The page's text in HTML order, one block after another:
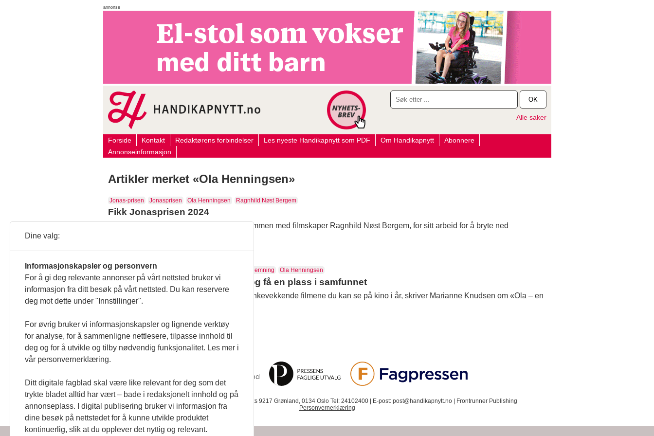
annonse
OK
Alle saker
Forside Kontakt Redaktørens forbindelser Les nyeste Handikapnytt som PDF Om Handikapnytt
Abonnere
Annonseinformasjon
Artikler merket «Ola Henningsen»
Jonas-prisen Jonasprisen Ola Henningsen Ragnhild Nøst Bergem
Fikk Jonasprisen 2024
Ola Henningsen fikk Jonasprisen 2024 sammen med filmskaper Ragnhild Nøst Bergem, for sitt arbeid for å bryte ned
Film Marianne Knudsen Mennesker med utviklingshemning Ola Henningsen
Utviklingshemmede må bli hørt og få en plass i samfunnet
MENINGER: En av de viktigste og mest tankevekkende filmene du kan se på kino i år, skriver Marianne Knudsen om «Ola – en
helt vanlig uvanlig fyr».
Handikapnytt | Schweigaardsgt. 12 | Postboks 9217 Grønland, 0134 Oslo Tel: 24102400 | E-post: post@handikapnytt.no |
Frontrunner Publishing
Personvernerklæring
Dine valg:
Informasjonskapsler og personvern
For å gi deg relevante annonser på vårt nettsted bruker vi
informasjon fra ditt besøk på vårt nettsted. Du kan reservere
deg mot dette under "Innstillinger".
For øvrig bruker vi informasjonskapsler og lignende verktøy
for analyse, for å sammenligne nettlesere, tilpasse innhold til
deg og for å utvikle og tilby nødvendig funksjonalitet. Les mer i
vår personvernerklæring.
Ditt digitale fagblad skal være like relevant for deg som det
trykte bladet alltid har vært – bade i redaksjonelt innhold og på
annonseplass. I digital publisering bruker vi informasjon fra
dine besøk på nettstedet for å kunne utvikle produktet
kontinuerlig, slik at du opplever det nyttig og relevant.